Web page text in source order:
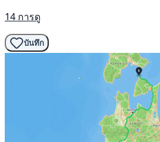
14 การดู
บันทึก